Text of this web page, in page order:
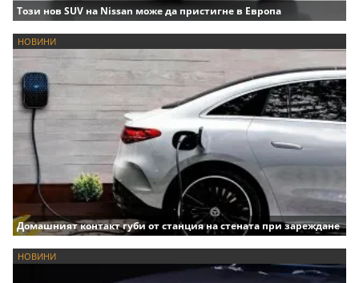
Този нов SUV на Nissan може да пристигне в Европа
НОВИНИ
Домашният контакт губи от станция на стената при зареждане
НОВИНИ